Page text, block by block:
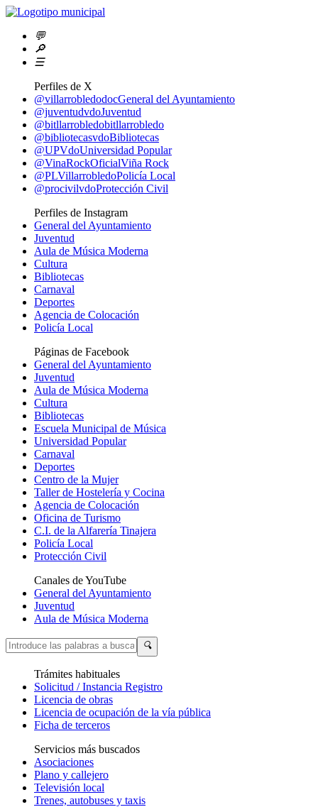
💬
🔎
☰
Perfiles de X
@villarrobledodocGeneral del Ayuntamiento
@juventudvdoJuventud
@bitllarrobledobitllarrobledo
@bibliotecasvdoBibliotecas
@UPVdoUniversidad Popular
@VinaRockOficialViña Rock
@PLVillarrobledoPolicía Local
@procivilvdoProtección Civil
Perfiles de Instagram
General del Ayuntamiento
Juventud
Aula de Música Moderna
Cultura
Bibliotecas
Carnaval
Deportes
Agencia de Colocación
Policía Local
Páginas de Facebook
General del Ayuntamiento
Juventud
Aula de Música Moderna
Cultura
Bibliotecas
Escuela Municipal de Música
Universidad Popular
Carnaval
Deportes
Centro de la Mujer
Taller de Hostelería y Cocina
Agencia de Colocación
Oficina de Turismo
C.I. de la Alfarería Tinajera
Policía Local
Protección Civil
Canales de YouTube
General del Ayuntamiento
Juventud
Aula de Música Moderna
🔍
Trámites habituales
Solicitud / Instancia Registro
Licencia de obras
Licencia de ocupación de la vía pública
Ficha de terceros
Servicios más buscados
Asociaciones
Plano y callejero
Televisión local
Trenes, autobuses y taxis